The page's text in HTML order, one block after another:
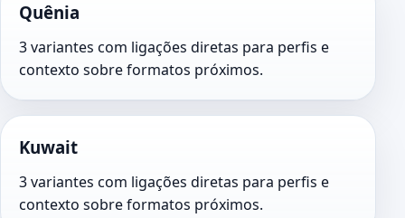
Quênia
3 variantes com ligações diretas para perfis e
contexto sobre formatos próximos.
Kuwait
3 variantes com ligações diretas para perfis e
contexto sobre formatos próximos.